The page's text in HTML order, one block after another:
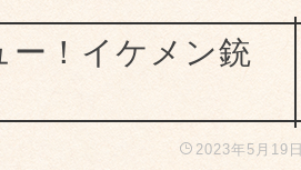
ー！イケメン銃
2023年5月19日